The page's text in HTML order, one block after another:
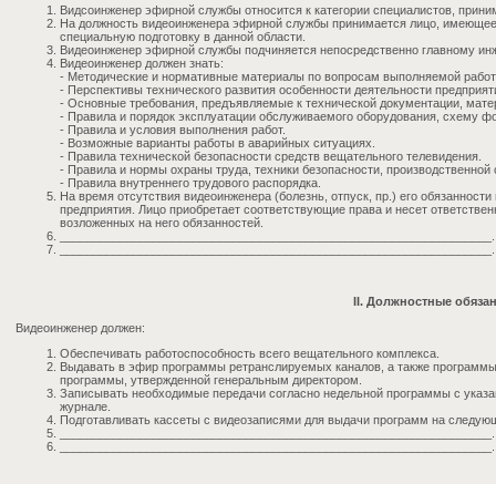
Видсоинженер эфирной службы относится к категории специалистов,
На должность видеоинженера эфирной службы принимается лицо,
специальную подготовку в данной области.
Видеоинженер эфирной службы подчиняется непосредственно главному
Видеоинженер должен знать:
- Методические и нормативные материалы по вопросам выполняемой
- Перспективы технического развития особенности деятельности
- Основные требования, предъявляемые к технической документации,
- Правила и порядок эксплуатации обслуживаемого оборудования, схему
- Правила и условия выполнения работ.
- Возможные варианты работы в аварийных ситуациях.
- Правила технической безопасности средств вещательного телевидения.
- Правила и нормы охраны труда, техники безопасности,
- Правила внутреннего трудового распорядка.
На время отсутствия видеоинженера (болезнь, отпуск, пр.) его
предприятия. Лицо приобретает соответствующие права и несет
возложенных на него обязанностей.
II. Должностные
Видеоинженер должен:
Обеспечивать работоспособность всего вещательного комплекса.
Выдавать в эфир программы ретранслируемых каналов, а также
программы, утвержденной генеральным директором.
Записывать необходимые передачи согласно недельной программы с
журнале.
Подготавливать кассеты с видеозаписями для выдачи программ на